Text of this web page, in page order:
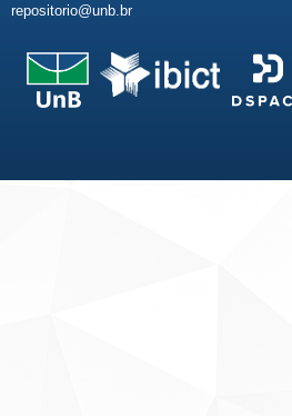
repositorio@unb.br